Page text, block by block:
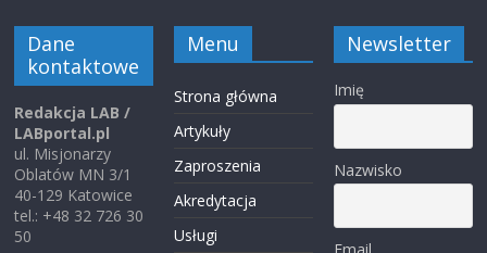
Dane
kontaktowe
Redakcja LAB /
LABportal.pl
ul. Misjonarzy
Oblatów MN 3/1
40-129 Katowice
tel.: +48 32 726 30
50
Menu
Strona główna
Artykuły
Zaproszenia
Akredytacja
Usługi
Newsletter
Imię
Nazwisko